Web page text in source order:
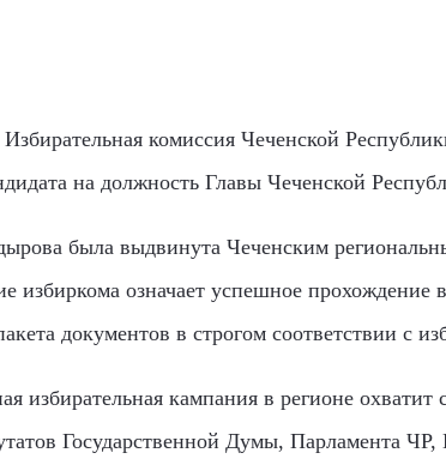
Избирательная комиссия Чеченской
на должность Главы Чеченской
была выдвинута Чеченским
избиркома означает успешное
документов в строгом соответствии с
избирательная кампания в регионе
Государственной Думы, Парламента